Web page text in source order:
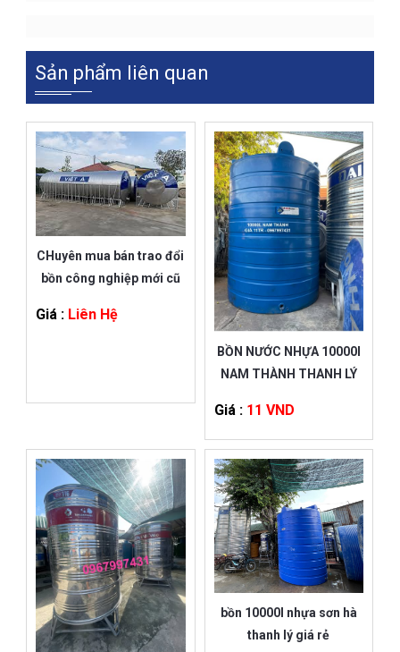
Sản phẩm liên quan
CHuyên mua bán trao đổi
bồn công nghiệp mới cũ
Giá : Liên Hệ
BỒN NƯỚC NHỰA 10000l
NAM THÀNH THANH LÝ
Giá : 11 VND
bồn 10000l nhựa sơn hà
thanh lý giá rẻ